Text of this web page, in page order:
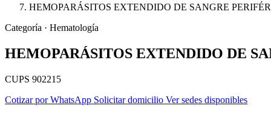
HEMOPARÁSITOS EXTENDIDO DE SANGRE
Categoría · Hematología
HEMOPARÁSITOS EXTENDIDO DE
CUPS 902215
Cotizar por WhatsApp Solicitar domicilio Ver sedes disponibles